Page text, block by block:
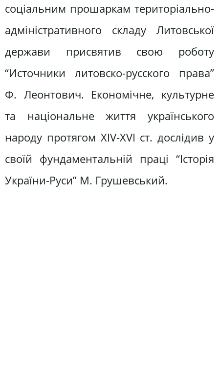
соціальним прошаркам територіально-
адміністративного складу Литовської
держави присвятив свою роботу
“Источники литовско-русского права”
Ф. Леонтович. Економічне, культурне
та національне життя українського
народу протягом XIV-XVI ст. дослідив у
своїй фундаментальній праці “Історія
України-Руси” М. Грушевський.